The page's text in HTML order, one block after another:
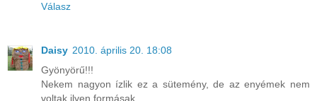
Válasz
Daisy 2010. április 20. 18:08
Gyönyörű!!!
Nekem nagyon ízlik ez a sütemény, de az enyémek nem
voltak ilyen formásak.